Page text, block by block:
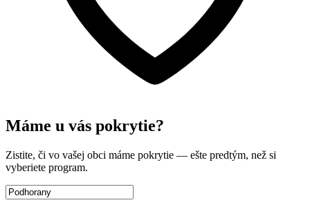
Máme u vás pokrytie?
Zistite, či vo vašej obci máme pokrytie — ešte predtým, než si
vyberiete program.